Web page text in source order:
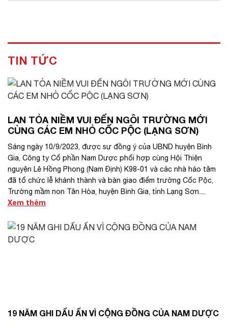
TIN TỨC
LAN TỎA NIỀM VUI ĐẾN NGÔI TRƯỜNG MỚI
CÙNG CÁC EM NHỎ CỐC PỘC (LẠNG SƠN)
Sáng ngày 10/9/2023, được sự đồng ý của UBND huyện Bình
Gia, Công ty Cổ phần Nam Dược phối hợp cùng Hội Thiện
nguyện Lê Hồng Phong (Nam Định) K98-01 và các nhà hảo tâm
đã tổ chức lễ khánh thành và bàn giao điểm trường Cốc Pộc,
Trường mầm non Tân Hòa, huyện Bình Gia, tỉnh Lạng Sơn....
Xem thêm
19 NĂM GHI DẤU ẤN VÌ CỘNG ĐỒNG CỦA NAM DƯỢC